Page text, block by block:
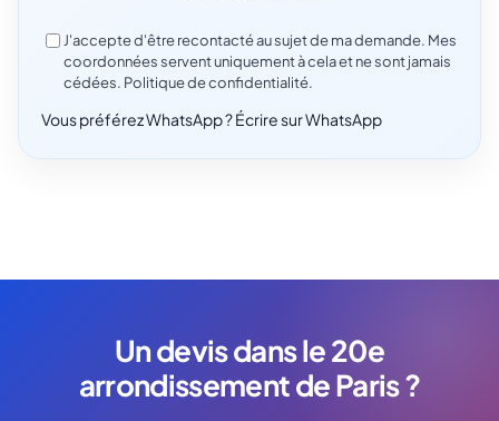
J'accepte d'être recontacté au sujet de ma demande. Mes
coordonnées servent uniquement à cela et ne sont jamais
cédées. Politique de confidentialité.
Vous préférez WhatsApp ?Écrire sur WhatsApp
Un devis dans le 20e
arrondissement de Paris ?